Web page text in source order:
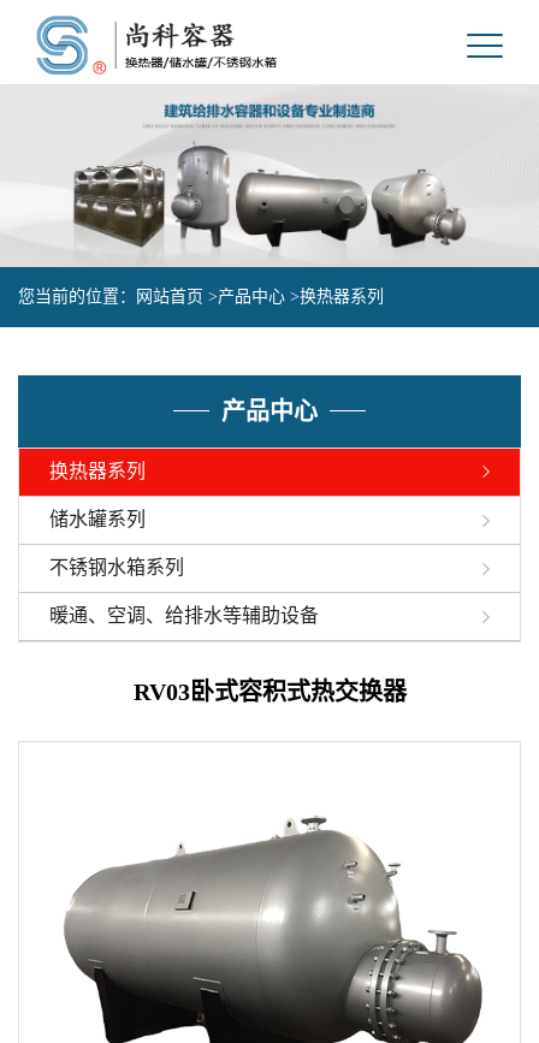
您当前的位置： 网站首页 >产品中心 >换热器系列
产品中心
换热器系列
储水罐系列
不锈钢水箱系列
暖通、空调、给排水等辅助设备
RV03卧式容积式热交换器